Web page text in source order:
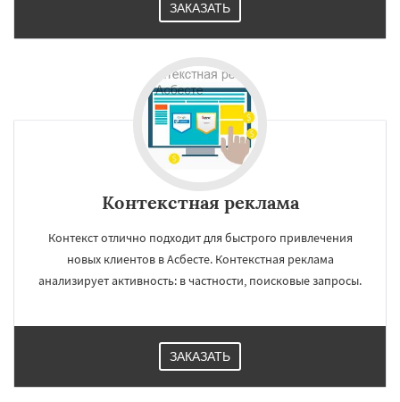
ЗАКАЗАТЬ
Контекстная реклама
Контекст отлично подходит для быстрого привлечения
новых клиентов в Асбесте. Контекстная реклама
анализирует активность: в частности, поисковые запросы.
ЗАКАЗАТЬ